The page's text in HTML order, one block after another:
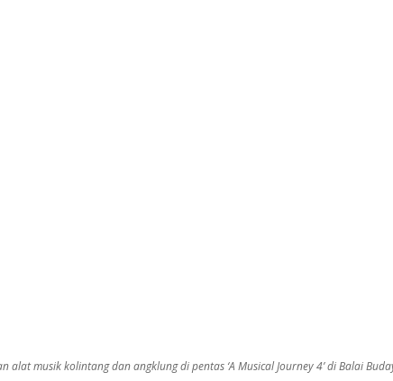
alat musik kolintang dan angklung di pentas ‘A Musical Journey 4’ di Balai